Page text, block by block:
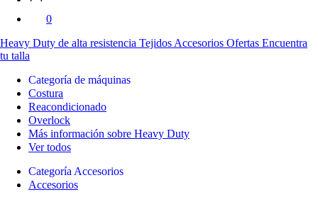
0
Heavy Duty de alta resistencia Tejidos Accesorios Ofertas Encuentra
tu talla
Categoría de máquinas
Costura
Reacondicionado
Overlock
Más información sobre Heavy Duty
Ver todos
Categoría Accesorios
Accesorios